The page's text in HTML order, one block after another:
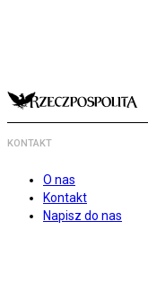
KONTAKT
O nas
Kontakt
Napisz do nas